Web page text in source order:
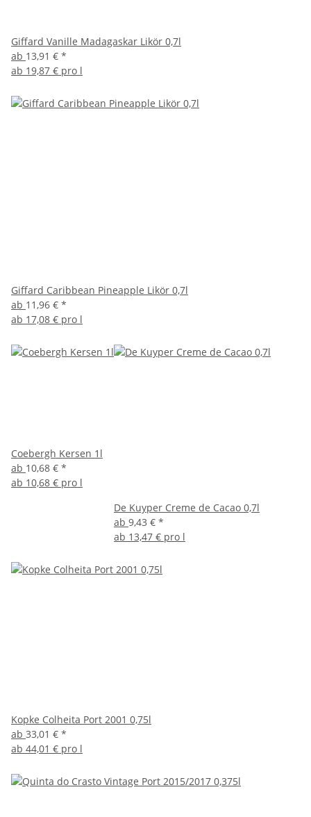
Giffard Vanille Madagaskar Likör 0,7l
ab 13,91 € *
ab 19,87 € pro l
Giffard Caribbean Pineapple Likör 0,7l
ab 11,96 € *
ab 17,08 € pro l
Coebergh Kersen 1l
ab 10,68 € *
ab 10,68 € pro l
De Kuyper Creme de Cacao 0,7l
ab 9,43 € *
ab 13,47 € pro l
Kopke Colheita Port 2001 0,75l
ab 33,01 € *
ab 44,01 € pro l